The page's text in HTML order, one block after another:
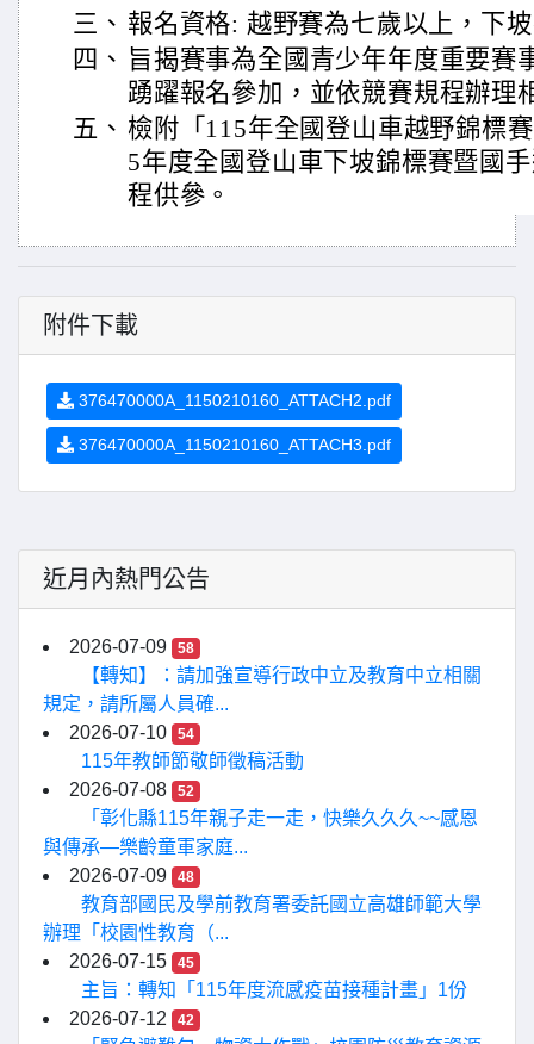
三、 報名資格: 越野賽為七歲以上，下
四、 旨揭賽事為全國青少年年度重要賽
踴躍報名參加，並依競賽規程辦理
五、 檢附「115年全國登山車越野錦標
5年度全國登山車下坡錦標賽暨國
程供參。
附件下載
376470000A_1150210160_ATTACH2.pdf
376470000A_1150210160_ATTACH3.pdf
近月內熱門公告
2026-07-09 58
【轉知】：請加強宣導行政中立及教育中立相關
規定，請所屬人員確...
2026-07-10
54
115年教師節敬師徵稿活動
2026-07-08
52
「彰化縣115年親子走一走，快樂久久久~~感恩
與傳承—樂齡童軍家庭...
2026-07-09
48
教育部國民及學前教育署委託國立高雄師範大學
辦理「校園性教育（...
2026-07-15
45
主旨：轉知「115年度流感疫苗接種計畫」1份
2026-07-12
42